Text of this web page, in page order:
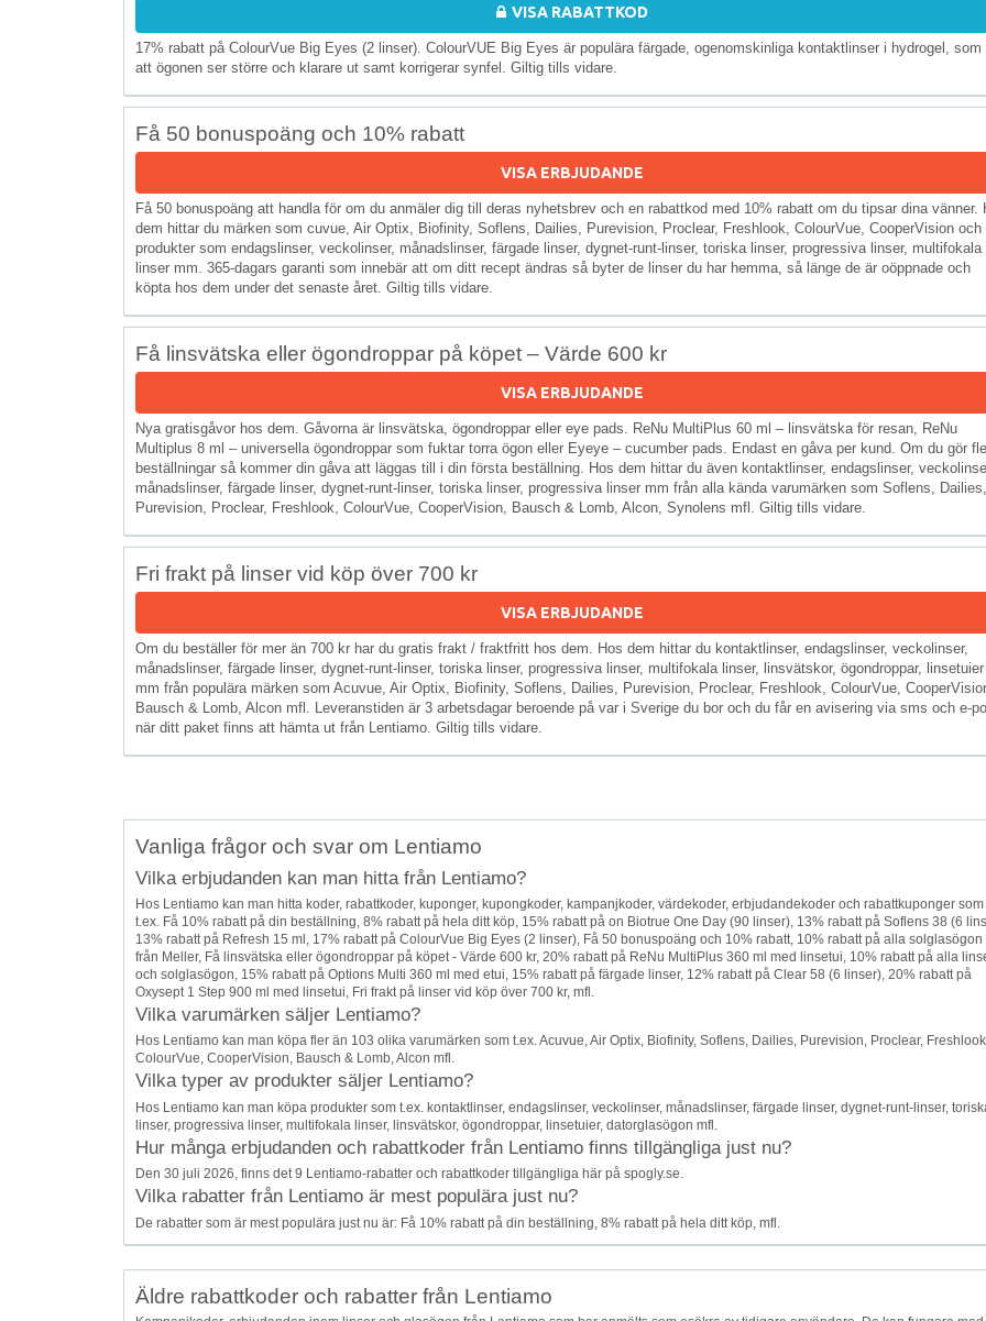
VISA RABATTKOD
17% rabatt på ColourVue Big Eyes (2 linser). ColourVUE Big Eyes är populära färgade, ogenomskinliga kontaktlinser i hydrogel, som
att ögonen ser större och klarare ut samt korrigerar synfel. Giltig tills vidare.
Få 50 bonuspoäng och 10% rabatt
VISA ERBJUDANDE
Få 50 bonuspoäng att handla för om du anmäler dig till deras nyhetsbrev och en rabattkod med 10% rabatt om du tipsar dina vänner.
dem hittar du märken som cuvue, Air Optix, Biofinity, Soflens, Dailies, Purevision, Proclear, Freshlook, ColourVue, CooperVision och
produkter som endagslinser, veckolinser, månadslinser, färgade linser, dygnet-runt-linser, toriska linser, progressiva linser, multifokala
linser mm. 365-dagars garanti som innebär att om ditt recept ändras så byter de linser du har hemma, så länge de är oöppnade och
köpta hos dem under det senaste året. Giltig tills vidare.
Få linsvätska eller ögondroppar på köpet – Värde 600 kr
VISA ERBJUDANDE
Nya gratisgåvor hos dem. Gåvorna är linsvätska, ögondroppar eller eye pads. ReNu MultiPlus 60 ml – linsvätska för resan, ReNu
Multiplus 8 ml – universella ögondroppar som fuktar torra ögon eller Eyeye – cucumber pads. Endast en gåva per kund. Om du gör
beställningar så kommer din gåva att läggas till i din första beställning. Hos dem hittar du även kontaktlinser, endagslinser,
månadslinser, färgade linser, dygnet-runt-linser, toriska linser, progressiva linser mm från alla kända varumärken som Soflens, Dailies,
Purevision, Proclear, Freshlook, ColourVue, CooperVision, Bausch & Lomb, Alcon, Synolens mfl. Giltig tills vidare.
Fri frakt på linser vid köp över 700 kr
VISA ERBJUDANDE
Om du beställer för mer än 700 kr har du gratis frakt / fraktfritt hos dem. Hos dem hittar du kontaktlinser, endagslinser, veckolinser,
månadslinser, färgade linser, dygnet-runt-linser, toriska linser, progressiva linser, multifokala linser, linsvätskor, ögondroppar, linsetuier
mm från populära märken som Acuvue, Air Optix, Biofinity, Soflens, Dailies, Purevision, Proclear, Freshlook, ColourVue,
Bausch & Lomb, Alcon mfl. Leveranstiden är 3 arbetsdagar beroende på var i Sverige du bor och du får en avisering via sms och e-
när ditt paket finns att hämta ut från Lentiamo. Giltig tills vidare.
Vanliga frågor och svar om Lentiamo
Vilka erbjudanden kan man hitta från Lentiamo?
Hos Lentiamo kan man hitta koder, rabattkoder, kuponger, kupongkoder, kampanjkoder, värdekoder, erbjudandekoder och rabattkuponger som
t.ex. Få 10% rabatt på din beställning, 8% rabatt på hela ditt köp, 15% rabatt på on Biotrue One Day (90 linser), 13% rabatt på Soflens 38 (6
13% rabatt på Refresh 15 ml, 17% rabatt på ColourVue Big Eyes (2 linser), Få 50 bonuspoäng och 10% rabatt, 10% rabatt på alla solglasögon
från Meller, Få linsvätska eller ögondroppar på köpet - Värde 600 kr, 20% rabatt på ReNu MultiPlus 360 ml med linsetui, 10% rabatt på alla
och solglasögon, 15% rabatt på Options Multi 360 ml med etui, 15% rabatt på färgade linser, 12% rabatt på Clear 58 (6 linser), 20% rabatt på
Oxysept 1 Step 900 ml med linsetui, Fri frakt på linser vid köp över 700 kr, mfl.
Vilka varumärken säljer Lentiamo?
Hos Lentiamo kan man köpa fler än 103 olika varumärken som t.ex. Acuvue, Air Optix, Biofinity, Soflens, Dailies, Purevision, Proclear,
ColourVue, CooperVision, Bausch & Lomb, Alcon mfl.
Vilka typer av produkter säljer Lentiamo?
Hos Lentiamo kan man köpa produkter som t.ex. kontaktlinser, endagslinser, veckolinser, månadslinser, färgade linser, dygnet-runt-linser,
linser, progressiva linser, multifokala linser, linsvätskor, ögondroppar, linsetuier, datorglasögon mfl.
Hur många erbjudanden och rabattkoder från Lentiamo finns tillgängliga just nu?
Den 30 juli 2026, finns det 9 Lentiamo-rabatter och rabattkoder tillgängliga här på spogly.se.
Vilka rabatter från Lentiamo är mest populära just nu?
De rabatter som är mest populära just nu är: Få 10% rabatt på din beställning, 8% rabatt på hela ditt köp, mfl.
Äldre rabattkoder och rabatter från Lentiamo